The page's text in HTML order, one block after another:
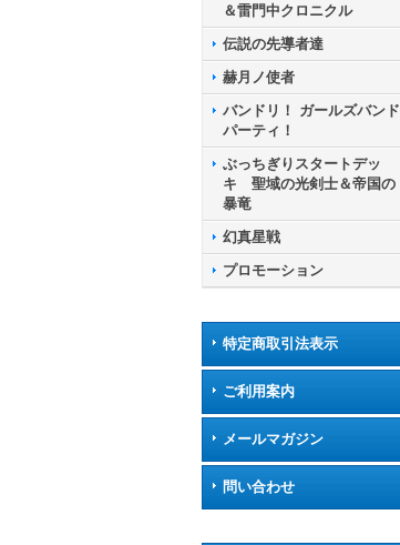
＆雷門中クロニクル
伝説の先導者達
赫月ノ使者
バンドリ！ ガールズバンド
パーティ！
ぶっちぎりスタートデッ
キ 聖域の光剣士＆帝国の
暴竜
幻真星戦
プロモーション
特定商取引法表示
ご利用案内
メールマガジン
問い合わせ